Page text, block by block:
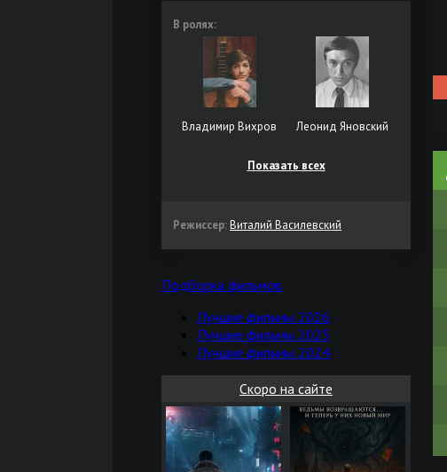
В ролях:
Владимир Вихров Леонид Яновский
Показать всех
Режиссер:Виталий Василевский
Подборка фильмов
Лучшие фильмы 2026
Лучшие фильмы 2025
Лучшие фильмы 2024
Скоро на сайте